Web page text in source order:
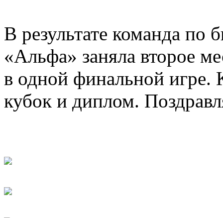
В результате команда по
«Альфа» заняла второе
в одной финальной игре.
кубок и диплом.